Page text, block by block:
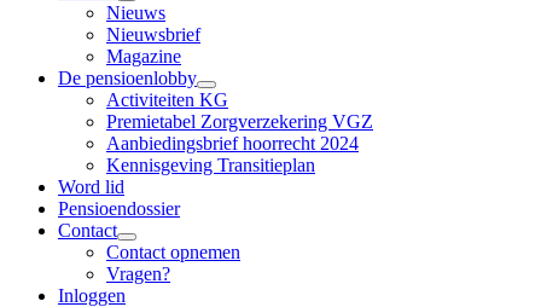
Nieuws
Nieuwsbrief
Magazine
De pensioenlobby
Activiteiten KG
Premietabel Zorgverzekering VGZ
Aanbiedingsbrief hoorrecht 2024
Kennisgeving Transitieplan
Word lid
Pensioendossier
Contact
Contact opnemen
Vragen?
Inloggen